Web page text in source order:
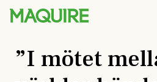
”I mötet